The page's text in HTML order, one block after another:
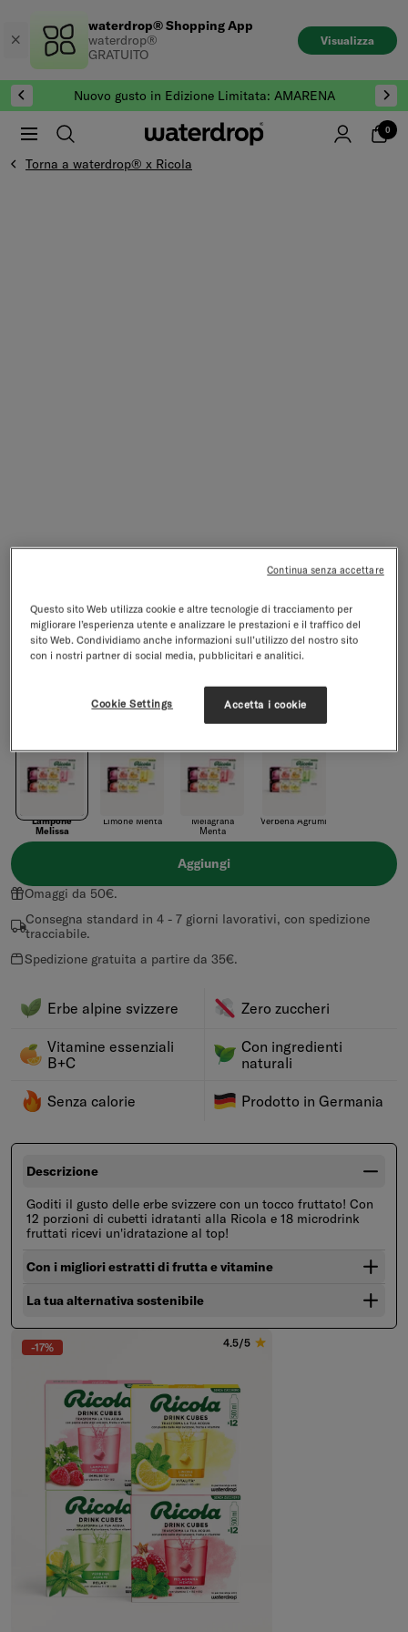
contenuto
waterdrop® Shopping App
waterdrop®
GRATUITO
Visualizza
Nuovo gusto in Edizione Limitata: AMARENA
0
Torna a waterdrop® x Ricola
Set Degustazione waterdrop® x Ricola
30 Bevande - Vitamine - Zero zuccheri
4.7/5 12 recensioni
spedizioneesclusa
Lampone Melissa
Lampone
Melissa
Limone Menta
Melagrana
Menta
Verbena Agrumi
Aggiungi
Omaggi da 50€.
Consegna standard in 4 - 7 giorni lavorativi, con spedizione
tracciabile.
Spedizione gratuita a partire da 35€.
Erbe alpine svizzere Zero zuccheri
Vitamine essenziali
B+C
Con ingredienti
naturali
Senza calorie Prodotto in Germania
Descrizione
Goditi il gusto delle erbe svizzere con un tocco fruttato! Con
12 porzioni di cubetti idratanti alla Ricola e 18 microdrink
fruttati ricevi un'idratazione al top!
Con i migliori estratti di frutta e vitamine
La tua alternativa sostenibile
-17% 4.5/5
Questo sito Web utilizza cookie e altre tecnologie di tracciamento per
migliorare l’esperienza utente e analizzare le prestazioni e il traffico del
sito Web. Condividiamo anche informazioni sull’utilizzo del nostro sito
con i nostri partner di social media, pubblicitari e analitici.
Accetta i cookie
Cookie Settings
Continua senza accettare